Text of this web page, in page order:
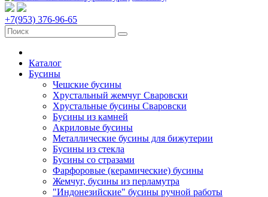
+7(953) 376-96-65
Каталог
Бусины
Чешские бусины
Хрустальный жемчуг Сваровски
Хрустальные бусины Сваровски
Бусины из камней
Акриловые бусины
Металлические бусины для бижутерии
Бусины из стекла
Бусины со стразами
Фарфоровые (керамические) бусины
Жемчуг, бусины из перламутра
"Индонезийские" бусины ручной работы